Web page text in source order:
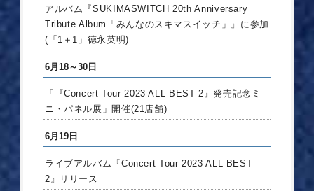
アルバム『SUKIMASWITCH 20th Anniversary
Tribute Album「みんなのスキマスイッチ」』に参加
(「1＋1」徳永英明)
6月18～30日
「『Concert Tour 2023 ALL BEST 2』発売記念ミ
ニ・パネル展」開催(21店舗)
6月19日
ライブアルバム『Concert Tour 2023 ALL BEST
2』リリース